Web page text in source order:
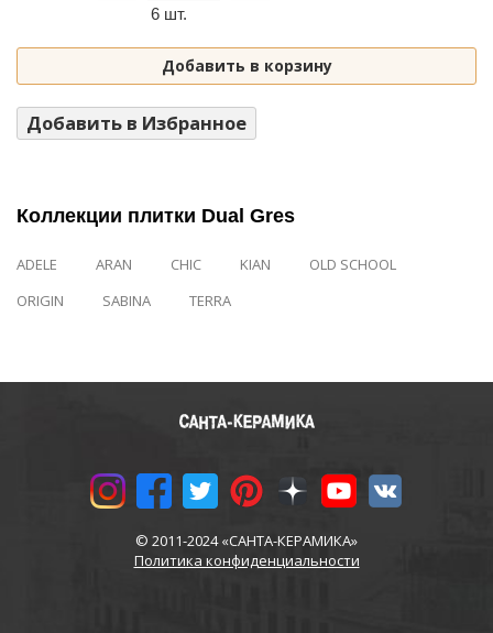
6 шт.
Добавить в корзину
Добавить в Избранное
Коллекции плитки Dual Gres
ADELE ARAN CHIC KIAN
OLD SCHOOL
ORIGIN
SABINA TERRA
© 2011-2024 «САНТА-КЕРАМИКА»
Политика конфиденциальности